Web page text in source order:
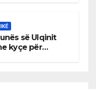
së Ulqinit
kyçe për